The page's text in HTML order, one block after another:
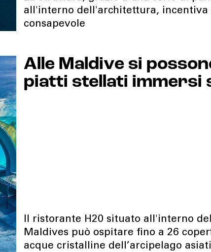
all'interno dell'architettura, incentiva
consapevole
Alle Maldive si
piatti stellati immersi
Il ristorante H20 situato all'interno
Maldives può ospitare fino a 26
acque cristalline dell’arcipelago